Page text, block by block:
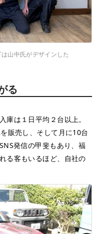
山中氏がデザインした
る
は１日平均２台以上。
販売し、そして月に10台
発信の甲斐もあり、福
る客もいるほど、自社の